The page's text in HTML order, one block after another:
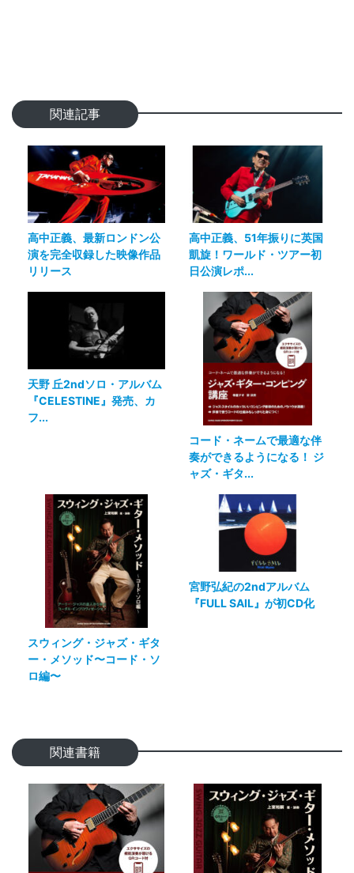
関連記事
高中正義、最新ロンドン公
演を完全収録した映像作品
リリース
高中正義、51年振りに英国
凱旋！ワールド・ツアー初
日公演レポ...
天野 丘2ndソロ・アルバム
『CELESTINE』発売、カ
フ...
コード・ネームで最適な伴
奏ができるようになる！ ジ
ャズ・ギタ...
スウィング・ジャズ・ギタ
ー・メソッド〜コード・ソ
ロ編〜
宮野弘紀の2ndアルバム
『FULL SAIL』が初CD化
関連書籍